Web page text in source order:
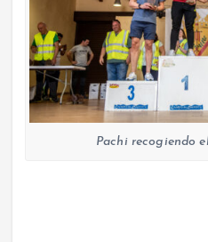
Pachi recogiendo